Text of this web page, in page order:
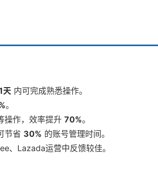
天 内可完成熟悉操作。
。
操作，效率提升 70%。
节省 30% 的账号管理时间。
、Lazada运营中反馈较佳。